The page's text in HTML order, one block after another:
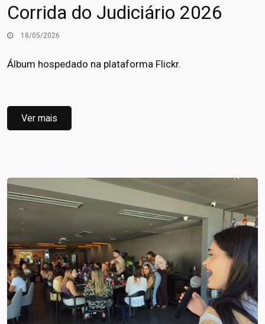
Corrida do Judiciário 2026
18/05/2026
Álbum hospedado na plataforma Flickr.
Ver mais